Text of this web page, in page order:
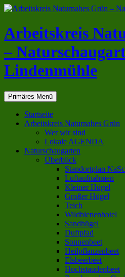
Zum
springen
Arbeitskreis
–
Lindenmühle
Suchen
Primäres Menü
Startseite
Arbeitskreis Naturnahes Grün
Wer wir sind
Lokale AGENDA
Naturschaugarten
Überblick
Standortplan
Luftaufnahmen
Kleiner Hügel
Großer Hügel
Teich
Wildbienenhotel
Sandhügel
Duftpfad
Sonnenbeet
Heilpflanzenbeet
Elsbeerbeet
Hochstaudenbeet